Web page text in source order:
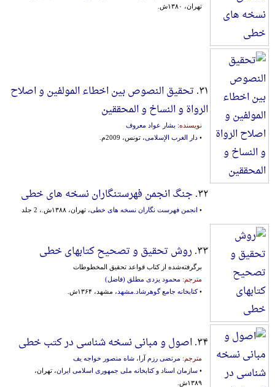
تهران، ۱۳۸۰ش.
۳۱. تحقیق النصوص بین اخطاء المولفین و اصلاح
الرواة و النساخ و المحققین
نویسنده: بشار عواد معروف
• دار الغرب الإسلامی، تونس، 2009م.
۳۲. جنگ انجمن فهرستنگاران نسخه های خطی
• انجمن فهرست نگاران نسخه های خطی، تهران، ۱۳۸۸ش.، 2 جلد
۳۳. روش تحقیق و تصحیح کتابهای خطی
برگرفته‌شده از کتاب قواعد تحقیق المخطوطات
مترجم: محمود یزدی مطلق (فاضل)
•کتابخانه جامع گوهرشاد.مشهد ، مشهد، ۱۳۶۴ش.
۳۴. اصول و مبانی نسخه شناسی در کتب خطی
مترجم: مرتضی رزم آرا، شاه منصور خواجه یف
• سازمان اسناد و کتابخانه ملی جمهوری اسلامی ایران، تهران،
۱۳۸۹ش.